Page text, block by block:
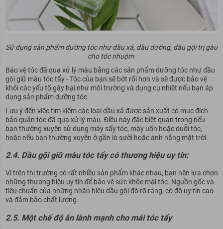
Sử dụng sản phẩm dưỡng tóc như dầu xả, dầu dưỡng, dầu gội trị gàu
cho tóc nhuộm
Bảo vệ tóc đã qua xử lý màu bằng các sản phẩm dưỡng tóc như dầu
gội giữ màu tóc tẩy - Tóc của bạn sẽ bớt rối hơn và sẽ được bảo vệ
khỏi các yếu tố gây hại như môi trường và dụng cụ nhiệt nếu bạn áp
dụng sản phẩm dưỡng tóc.
Lưu ý đến việc tìm kiếm các loại dầu xả được sản xuất có mục đích
bảo quản tóc đã qua xử lý màu. Điều này đặc biệt quan trọng nếu
bạn thường xuyên sử dụng máy sấy tóc, máy uốn hoặc duỗi tóc,
hoặc nếu bạn thường xuyên ở gần lò sưởi hoặc ánh nắng mặt trời.
2.4. Dầu gội giữ màu tóc tẩy có thương hiệu uy tín:
Vì trên thị trường có rất nhiều sản phẩm khác nhau, bạn nên lựa chọn
những thương hiệu uy tín để bảo vệ sức khỏe mái tóc. Nguồn gốc và
tiêu chuẩn của những nhãn hiệu dầu gội đó rõ ràng, có độ uy tín cao
và đảm bảo chất lượng.
2.5. Một chế độ ăn lành mạnh cho mái tóc tẩy